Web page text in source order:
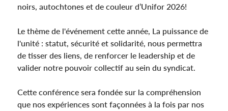
noirs, autochtones et de couleur d’Unifor 2026!
Le thème de l'événement cette année, La puissance de
l'unité : statut, sécurité et solidarité, nous permettra
de tisser des liens, de renforcer le leadership et de
valider notre pouvoir collectif au sein du syndicat.
Cette conférence sera fondée sur la compréhension
que nos expériences sont façonnées à la fois par nos